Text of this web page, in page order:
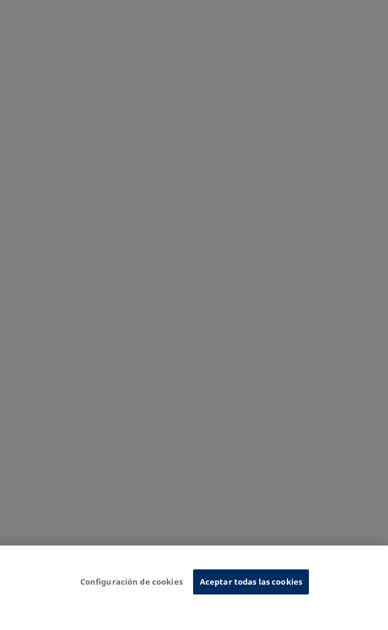
Sistema de Información
Configuración de cookies Aceptar todas las cookies